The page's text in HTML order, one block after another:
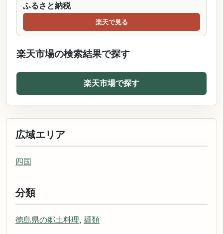
ふるさと納税
楽天で見る
楽天市場の検索結果で探す
楽天市場で探す
広域エリア
四国
分類
徳島県の郷土料理, 麺類